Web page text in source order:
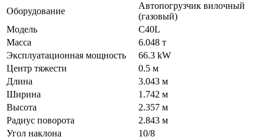
Оборудование
Автопогрузчик вилочный
(газовый)
Модель
C40L
Масса
6.048 т
Эксплуатационная мощность
66.3 kW
Центр тяжести
0.5 м
Длина
3.043 м
Ширина
1.742 м
Высота
2.357 м
Радиус поворота
2.843 м
Угол наклона
10/8